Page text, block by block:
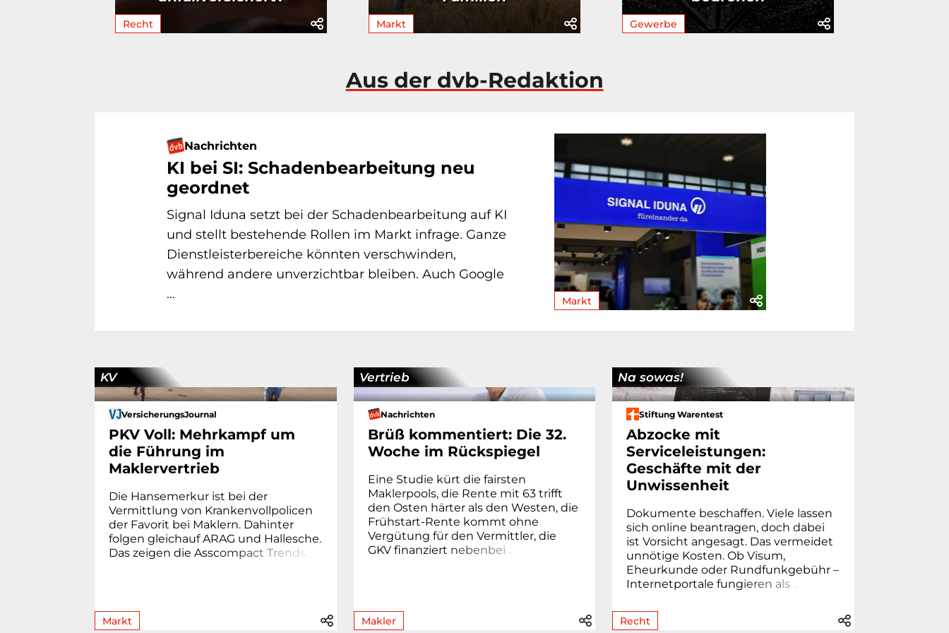
Recht Markt Gewerbe
Aus der dvb-Redaktion
Markt
Nachrichten
KI bei SI: Schadenbearbeitung neu
geordnet
Signal Iduna setzt bei der Schadenbearbeitung auf KI
und stellt bestehende Rollen im Markt infrage. Ganze
Dienstleisterbereiche könnten verschwinden,
während andere unverzichtbar bleiben. Auch Google
...
KV
VersicherungsJournal
PKV Voll: Mehrkampf um
die Führung im
Maklervertrieb
Die Hansemerkur ist bei der
Vermittlung von Krankenvollpolicen
der Favorit bei Maklern. Dahinter
folgen gleichauf ARAG und Hallesche.
Das zeigen die Asscompact Trends
Markt
Vertrieb
Nachrichten
Brüß kommentiert: Die 32.
Woche im Rückspiegel
Eine Studie kürt die fairsten
Maklerpools, die Rente mit 63 trifft
den Osten härter als den Westen, die
Frühstart-Rente kommt ohne
Vergütung für den Vermittler, die
GKV finanziert nebenbei ..
Makler
Na sowas!
Stiftung Warentest
Abzocke mit
Serviceleistungen:
Geschäfte mit der
Unwissenheit
Dokumente beschaffen. Viele lassen
sich online beantragen, doch dabei
ist Vorsicht angesagt. Das vermeidet
unnötige Kosten. Ob Visum,
Eheur­kunde oder Rund­funk­gebühr –
Internetportale fungieren als ..
Recht